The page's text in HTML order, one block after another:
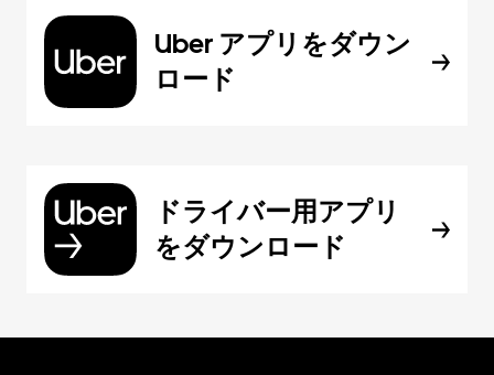
Uber アプリをダウン
ロード
ドライバー用アプリ
をダウンロード